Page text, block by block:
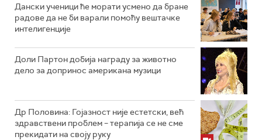
Дански ученици ће морати усмено да бране
радове да не би варали помоћу вештачке
интелигенције
Доли Партон добија награду за животно
дело за допринос американа музици
Др Половина: Гојазност није естетски, већ
здравствени проблем – терапија се не сме
прекидати на своју руку